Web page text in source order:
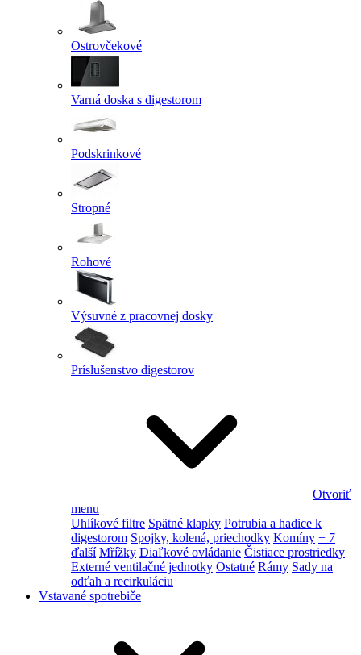
Ostrovčekové
Varná doska s digestorom
Podskrinkové
Stropné
Rohové
Výsuvné z pracovnej dosky
Príslušenstvo digestorov
Otvoriť
menu
Uhlíkové filtre Spätné klapky Potrubia a hadice k
digestorom Spojky, kolená, priechodky Komíny + 7
ďalší Mřížky Diaľkové ovládanie Čistiace prostriedky
Externé ventilačné jednotky Ostatné Rámy Sady na
odťah a recirkuláciu
Vstavané spotrebiče